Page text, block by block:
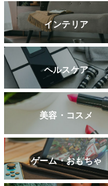
インテリア
ヘルスケア
美容・コスメ
ゲーム・おもちゃ